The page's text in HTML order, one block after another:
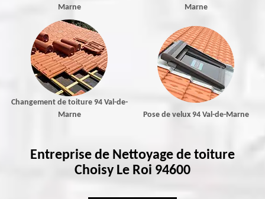
Marne
Marne
Changement de toiture 94 Val-de-
Marne
Pose de velux 94 Val-de-Marne
Entreprise de Nettoyage de toiture
Choisy Le Roi 94600